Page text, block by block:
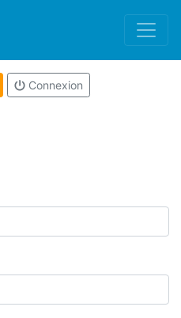
Connexion